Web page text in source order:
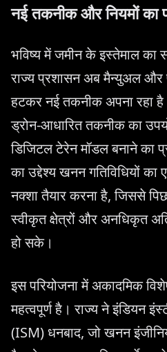
नई तकनीक और नियमों का
भविष्य में जमीन के इस्तेमाल
राज्य प्रशासन अब मैन्युअल और
हटकर नई तकनीक अपना रहा
ड्रोन-आधारित तकनीक का
डिजिटल टेरेन मॉडल बनाने का
का उद्देश्य खनन गतिविधियों
नक्शा तैयार करना है, जिससे
स्वीकृत क्षेत्रों और अनधिकृत
हो सके।
इस परियोजना में अकादमिक
महत्वपूर्ण है। राज्य ने इंडियन
(ISM) धनबाद, जो खनन